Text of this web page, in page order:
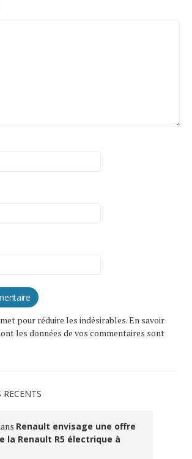
pour réduire les indésirables.En savoir
les données de vos commentaires sont
Renault envisage une offre
la Renault R5 électrique à